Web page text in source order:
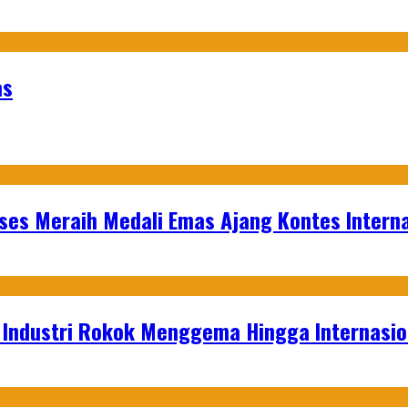
Meraih Medali Emas Ajang Kontes
Rokok Menggema Hingga